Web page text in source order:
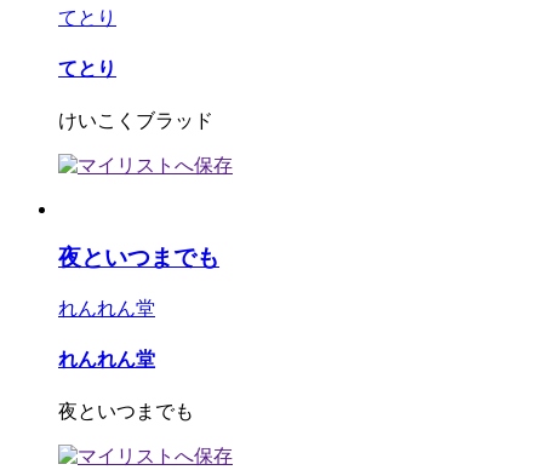
てとり
てとり
けいこくブラッド
夜といつまでも
れんれん堂
れんれん堂
夜といつまでも